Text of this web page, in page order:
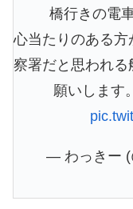
橋行きの電
心当たりのある
察署だと思われ
願いします。
— わっきー